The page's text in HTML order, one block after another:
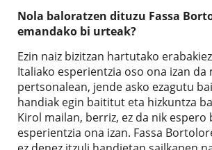
Nola baloratzen dituzu Fassa
emandako bi urteak?
Ezin naiz bizitzan hartutako
Italiako esperientzia oso ona izan da
pertsonalean, jende asko ezagutu
handiak egin baititut eta hizkuntza
Kirol mailan, berriz, ez da nik espero
esperientzia ona izan. Fassa